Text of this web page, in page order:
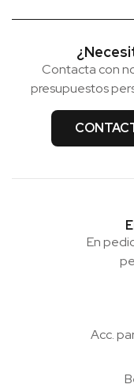
Contacta con
presupuestos
En
Acc.